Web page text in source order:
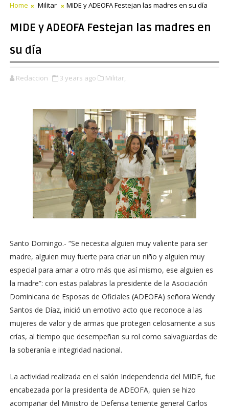
Home Militar MIDE y ADEOFA Festejan las madres en su día
MIDE y ADEOFA Festejan las madres en
su día
Redaccion 3 years ago Militar,
Santo Domingo.- “Se necesita alguien muy valiente para ser
madre, alguien muy fuerte para criar un niño y alguien muy
especial para amar a otro más que así mismo, ese alguien es
la madre”: con estas palabras la presidente de la Asociación
Dominicana de Esposas de Oficiales (ADEOFA) señora Wendy
Santos de Díaz, inició un emotivo acto que reconoce a las
mujeres de valor y de armas que protegen celosamente a sus
crías, al tiempo que desempeñan su rol como salvaguardas de
la soberanía e integridad nacional.
La actividad realizada en el salón Independencia del MIDE, fue
encabezada por la presidenta de ADEOFA, quien se hizo
acompañar del Ministro de Defensa teniente general Carlos